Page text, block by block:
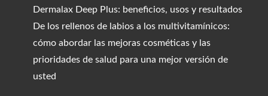
Dermalax Deep Plus: beneficios, usos y resultados
De los rellenos de labios a los multivitamínicos:
cómo abordar las mejoras cosméticas y las
prioridades de salud para una mejor versión de
usted